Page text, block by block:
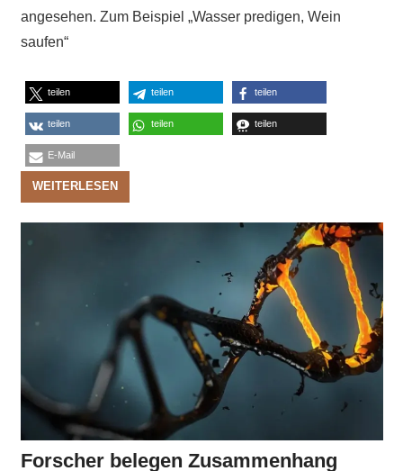
angesehen. Zum Beispiel „Wasser predigen, Wein
saufen“
teilen teilen teilen
teilen teilen teilen
E-Mail
WEITERLESEN
Forscher belegen Zusammenhang